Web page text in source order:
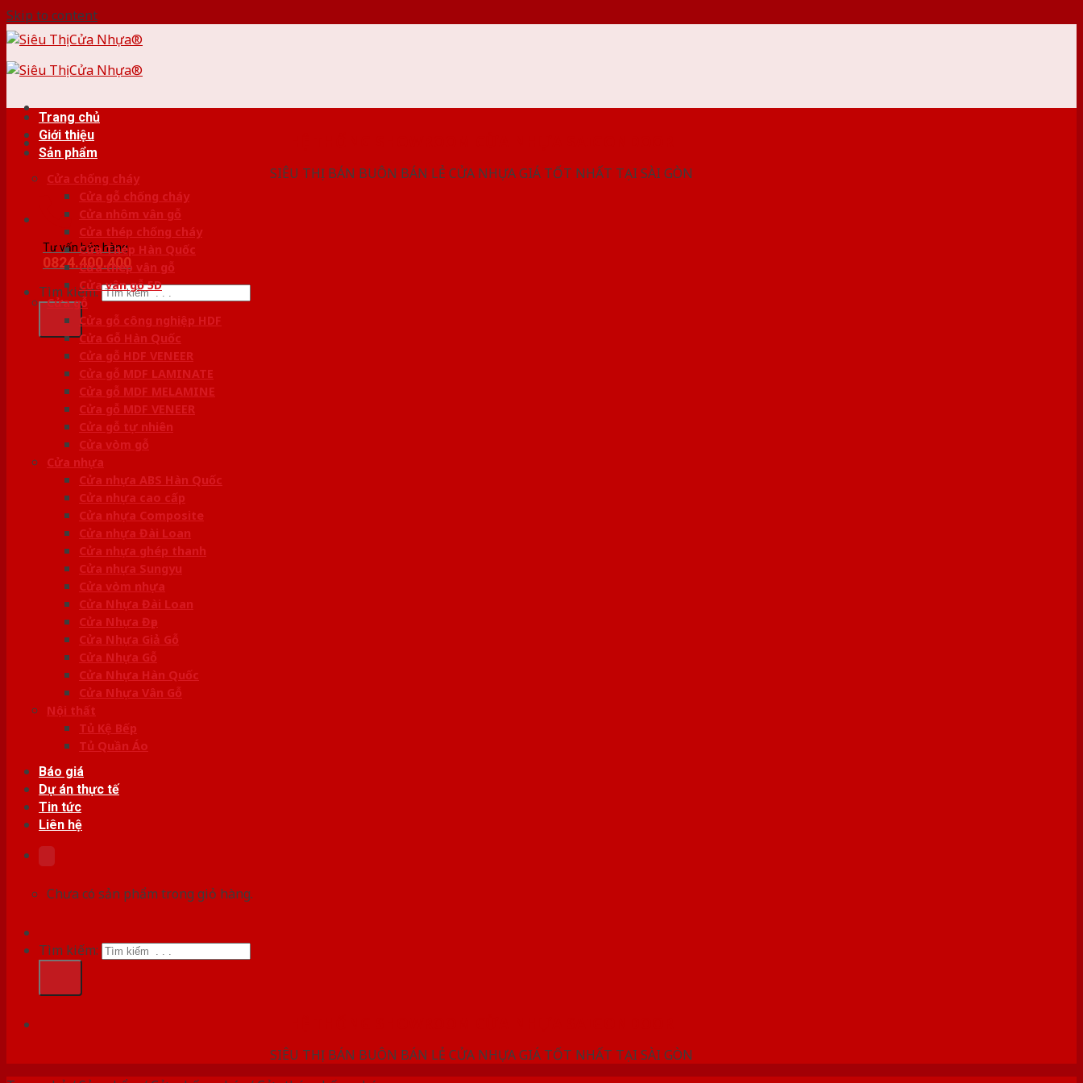
Skip to content
SIÊU THỊ BÁN BUÔN BÁN LẺ CỬA NHỰA GIÁ TỐT NHẤT TẠI SÀI GÒN
Tư vấn bán hàng
0824.400.400
Tìm kiếm:
Trang chủ
Giới thiệu
Sản phẩm
Cửa chống cháy
Cửa gỗ chống cháy
Cửa nhôm vân gỗ
Cửa thép chống cháy
Cửa Thép Hàn Quốc
Cửa thép vân gỗ
Cửa vân gỗ 5D
Cửa gỗ
Cửa gỗ công nghiệp HDF
Cửa Gỗ Hàn Quốc
Cửa gỗ HDF VENEER
Cửa gỗ MDF LAMINATE
Cửa gỗ MDF MELAMINE
Cửa gỗ MDF VENEER
Cửa gỗ tự nhiên
Cửa vòm gỗ
Cửa nhựa
Cửa nhựa ABS Hàn Quốc
Cửa nhựa cao cấp
Cửa nhựa Composite
Cửa nhựa Đài Loan
Cửa nhựa ghép thanh
Cửa nhựa Sungyu
Cửa vòm nhựa
Cửa Nhựa Đài Loan
Cửa Nhựa Đẹp
Cửa Nhựa Giả Gỗ
Cửa Nhựa Gỗ
Cửa Nhựa Hàn Quốc
Cửa Nhựa Vân Gỗ
Nội thất
Tủ Kệ Bếp
Tủ Quần Áo
Báo giá
Dự án thực tế
Tin tức
Liên hệ
Chưa có sản phẩm trong giỏ hàng.
Tìm kiếm:
SIÊU THỊ BÁN BUÔN BÁN LẺ CỬA NHỰA GIÁ TỐT NHẤT TẠI SÀI GÒN